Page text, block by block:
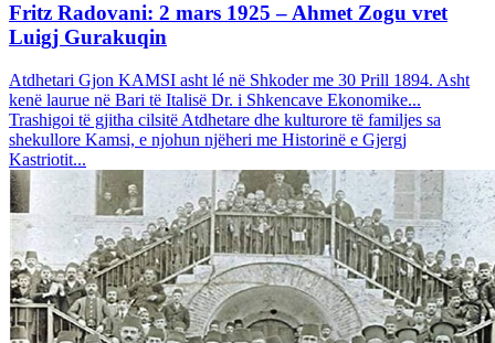
Fritz Radovani: 2 mars 1925 – Ahmet Zogu vret
Luigj Gurakuqin
Atdhetari Gjon KAMSI asht lé në Shkoder me 30 Prill 1894. Asht
kenë laurue në Bari të Italisë Dr. i Shkencave Ekonomike...
Trashigoi të gjitha cilsitë Atdhetare dhe kulturore të familjes sa
shekullore Kamsi, e njohun njëheri me Historinë e Gjergj
Kastriotit...